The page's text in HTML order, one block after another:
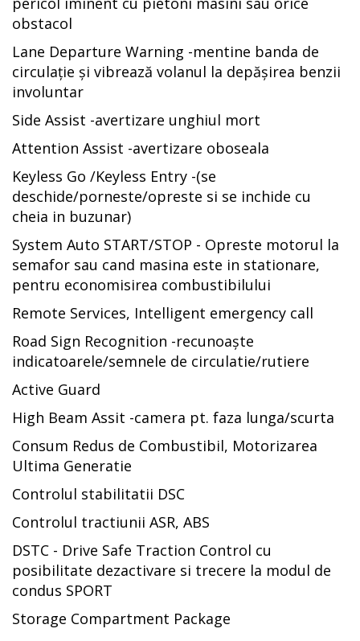
obstacol
Lane Departure Warning -mentine banda de
circulație și vibrează volanul la depășirea benzii
involuntar
Side Assist -avertizare unghiul mort
Attention Assist -avertizare oboseala
Keyless Go /Keyless Entry -(se
deschide/porneste/opreste si se inchide cu
cheia in buzunar)
System Auto START/STOP - Opreste motorul la
semafor sau cand masina este in stationare,
pentru economisirea combustibilului
Remote Services, Intelligent emergency call
Road Sign Recognition -recunoaște
indicatoarele/semnele de circulatie/rutiere
Active Guard
High Beam Assit -camera pt. faza lunga/scurta
Consum Redus de Combustibil, Motorizarea
Ultima Generatie
Controlul stabilitatii DSC
Controlul tractiunii ASR, ABS
DSTC - Drive Safe Traction Control cu
posibilitate dezactivare si trecere la modul de
condus SPORT
Storage Compartment Package